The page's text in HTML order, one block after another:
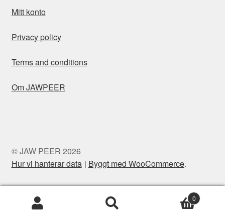
Mitt konto
Privacy policy
Terms and conditions
Om JAWPEER
© JAW PEER 2026
Hur vi hanterar data
Byggt med WooCommerce.
0